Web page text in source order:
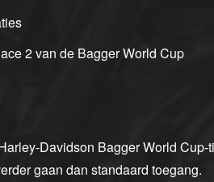
2 van de Bagger World Cup
Davidson Bagger World
gaan dan standaard toegang.